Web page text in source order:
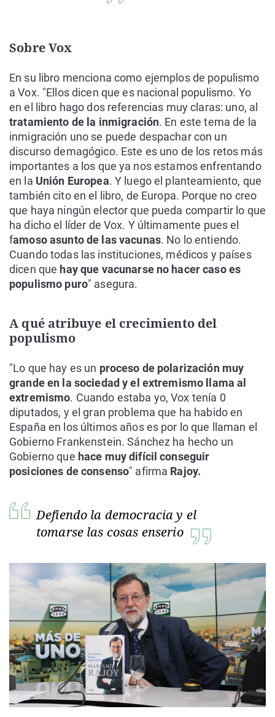
Sobre Vox
En su libro menciona como ejemplos de populismo
a Vox. "Ellos dicen que es nacional populismo. Yo
en el libro hago dos referencias muy claras: uno, al
tratamiento de la inmigración. En este tema de la
inmigración uno se puede despachar con un
discurso demagógico. Este es uno de los retos más
importantes a los que ya nos estamos enfrentando
en la Unión Europea. Y luego el planteamiento, que
también cito en el libro, de Europa. Porque no creo
que haya ningún elector que pueda compartir lo que
ha dicho el líder de Vox. Y últimamente pues el
famoso asunto de las vacunas. No lo entiendo.
Cuando todas las instituciones, médicos y países
dicen que hay que vacunarse no hacer caso es
populismo puro" asegura.
A qué atribuye el crecimiento del
populismo
"Lo que hay es un proceso de polarización muy
grande en la sociedad y el extremismo llama al
extremismo. Cuando estaba yo, Vox tenía 0
diputados, y el gran problema que ha habido en
España en los últimos años es por lo que llaman el
Gobierno Frankenstein. Sánchez ha hecho un
Gobierno que hace muy difícil conseguir
posiciones de consenso" afirma Rajoy.
Defiendo la democracia y el
tomarse las cosas enserio